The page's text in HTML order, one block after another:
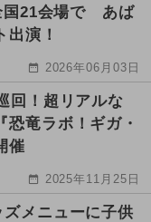
国21会場で あば
出演！
2026年06月03日
回！超リアルな
恐竜ラボ！ギガ・
催
2025年11月25日
メニューに子供